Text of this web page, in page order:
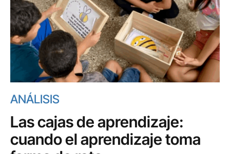
ANÁLISIS
Las cajas de aprendizaje:
cuando el aprendizaje toma